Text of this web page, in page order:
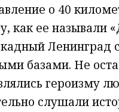
о 40
как ее называли
Ленинград
базами. Не
героизму
слушали